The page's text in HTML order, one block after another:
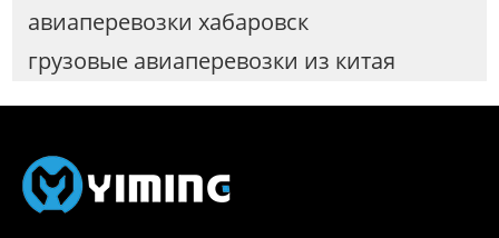
авиаперевозки хабаровск
грузовые авиаперевозки из китая